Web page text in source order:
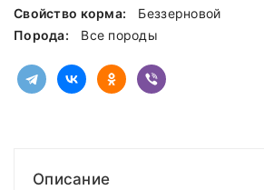
Свойство корма:
Беззерновой
Порода:
Все породы
Описание